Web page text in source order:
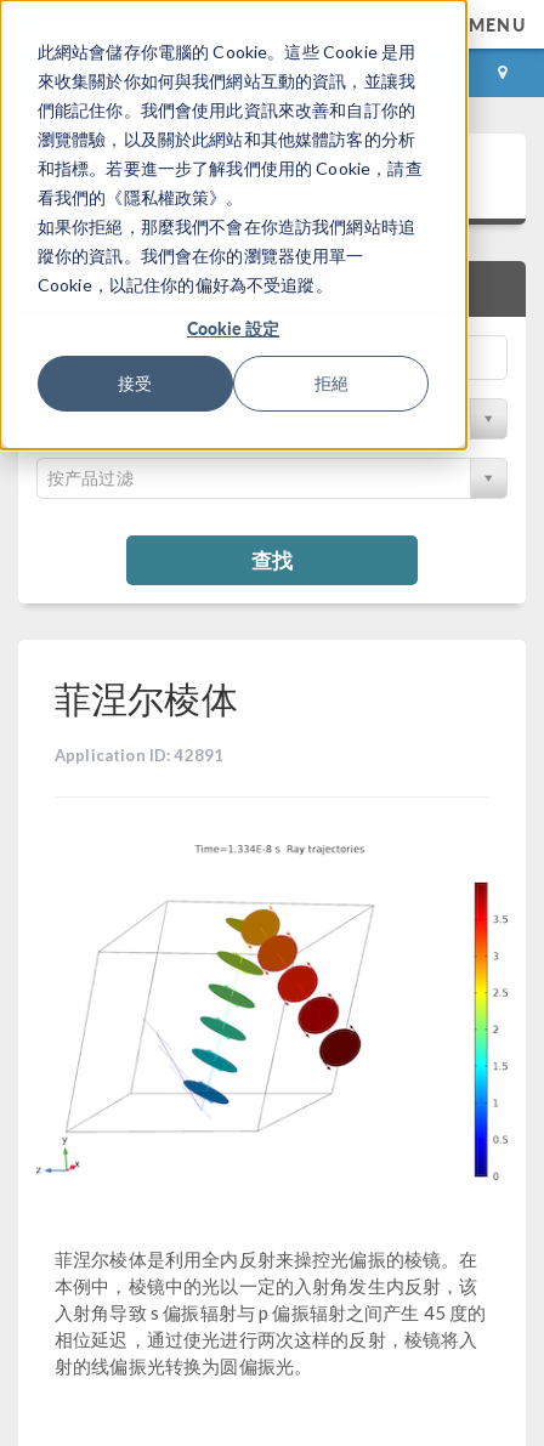
此網站會儲存你電腦的 Cookie。這些 Cookie 是用
來收集關於你如何與我們網站互動的資訊，並讓我
們能記住你。我們會使用此資訊來改善和自訂你的
瀏覽體驗，以及關於此網站和其他媒體訪客的分析
和指標。若要進一步了解我們使用的 Cookie，請查
看我們的《隱私權政策》。
如果你拒絕，那麼我們不會在你造訪我們網站時追
蹤你的資訊。我們會在你的瀏覽器使用單一
Cookie，以記住你的偏好為不受追蹤。
Cookie 設定
接受 拒絕
MENU
登录 咨询与购买
案例下载
快速搜索
按学科过滤
按产品过滤
查找
菲涅尔棱体
Application ID: 42891
菲涅尔棱体是利用全内反射来操控光偏振的棱镜。在
本例中，棱镜中的光以一定的入射角发生内反射，该
入射角导致 s 偏振辐射与 p 偏振辐射之间产生 45 度的
相位延迟，通过使光进行两次这样的反射，棱镜将入
射的线偏振光转换为圆偏振光。